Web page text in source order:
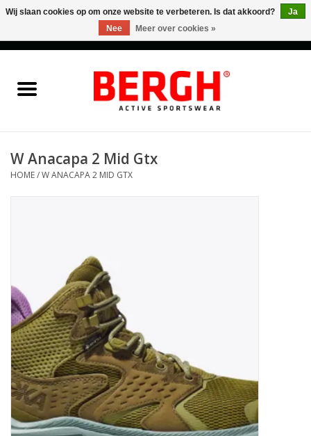
Merken
W Anacapa 2 Mid Gtx
HOME/W ANACAPA 2 MID GTX
Wij slaan cookies op om onze website te verbeteren. Is dat akkoord?
Ja
Nee
Meer over cookies »